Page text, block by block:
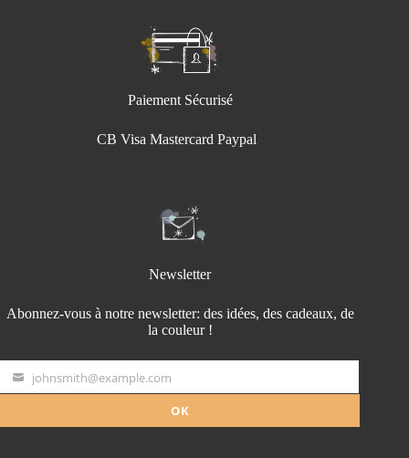
Paiement Sécurisé
CB Visa Mastercard Paypal
Newsletter
Abonnez-vous à notre newsletter: des idées, des cadeaux, de
la couleur !
Your
email
johnsmith@example.com
OK